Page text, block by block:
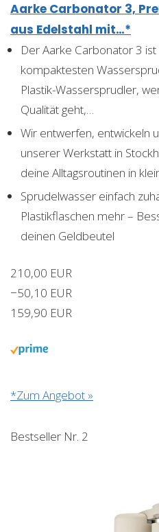
Aarke Carbonator 3,
aus Edelstahl mit…*
Der Aarke Carbonator 3
kompaktesten
Plastik-Wassersprudler,
Qualität geht,…
Wir entwerfen, entwickeln
unserer Werkstatt in
deine Alltagsroutinen in
Sprudelwasser einfach
Plastikflaschen mehr –
deinen Geldbeutel
210,00 EUR
−50,10 EUR
159,90 EUR
*Zum Angebot »
Bestseller Nr. 2